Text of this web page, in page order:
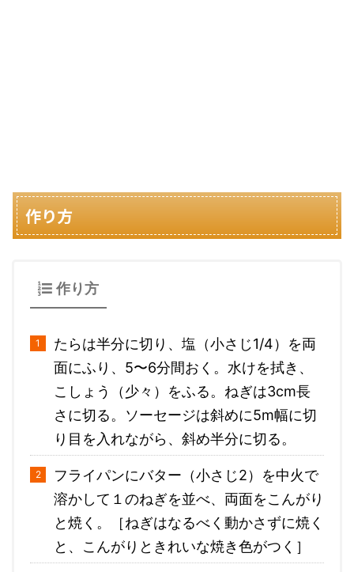
作り方
作り方
たらは半分に切り、塩（小さじ1/4）を両
面にふり、5〜6分間おく。水けを拭き、
こしょう（少々）をふる。ねぎは3cm長
さに切る。ソーセージは斜めに5m幅に切
り目を入れながら、斜め半分に切る。
フライパンにバター（小さじ2）を中火で
溶かして１のねぎを並べ、両面をこんがり
と焼く。［ねぎはなるべく動かさずに焼く
と、こんがりときれいな焼き色がつく］